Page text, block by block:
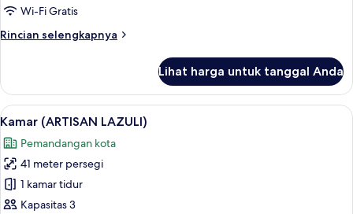
Wi-Fi Gratis
Rincian selengkapnya
Rincian
Suite
(ARTISAN
OPAL)
Lihat harga untuk tanggal Anda
Lihat
semua
foto
untuk
Kamar
(ARTISAN
Kamar (ARTISAN LAZULI) | Seprai
4
Kamar (ARTISAN LAZULI)
Pemandangan kota
41 meter persegi
1 kamar tidur
Kapasitas 3